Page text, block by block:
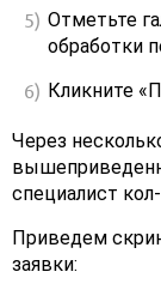
Отметьте
обработки
Кликните
Через
специалист
Приведем
заявки: